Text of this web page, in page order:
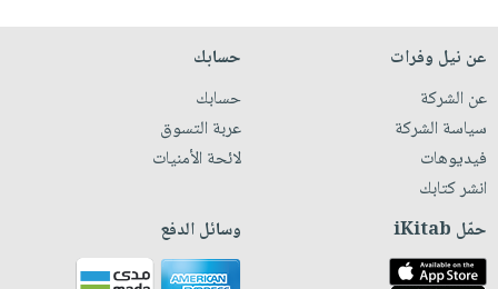
عن نيل وفرات
عن الشركة
سياسة الشركة
فيديوهات
انشر كتابك
حسابك
حسابك
عربة التسوق
لائحة الأمنيات
حمّل iKitab وسائل الدفع